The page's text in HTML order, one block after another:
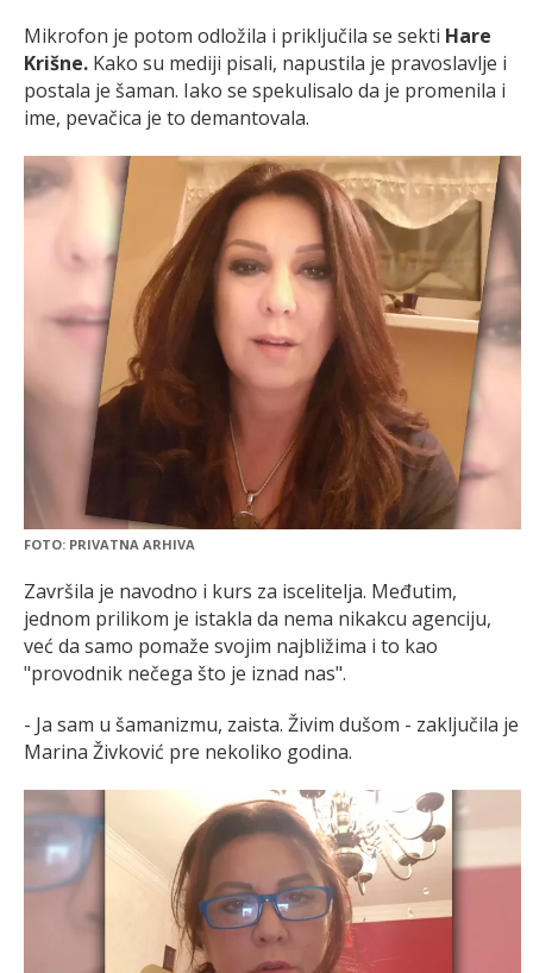
Mikrofon je potom odložila i priključila se sekti Hare
Krišne. Kako su mediji pisali, napustila je pravoslavlje i
postala je šaman. Iako se spekulisalo da je promenila i
ime, pevačica je to demantovala.
FOTO: PRIVATNA ARHIVA
Završila je navodno i kurs za iscelitelja. Međutim,
jednom prilikom je istakla da nema nikakcu agenciju,
već da samo pomaže svojim najbližima i to kao
"provodnik nečega što je iznad nas".
- Ja sam u šamanizmu, zaista. Živim dušom - zaključila je
Marina Živković pre nekoliko godina.